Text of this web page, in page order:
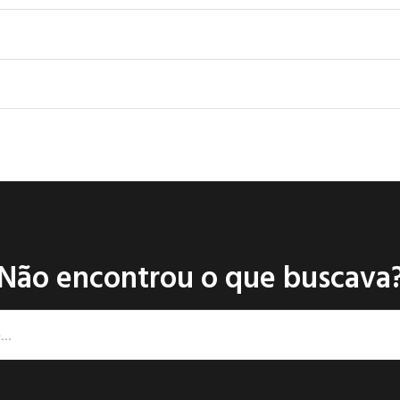
encontrou o que